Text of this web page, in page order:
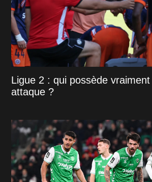
Ligue 2 : qui possède
attaque ?